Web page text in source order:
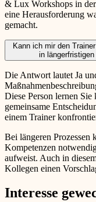
& Lux Workshops in
eine Herausforderung
gemacht.
Kann ich mir den
in
Die Antwort lautet Ja
Diese Person lernen
gemeinsame
einem Trainer
Bei längeren Prozessen
Kompetenzen
aufweist. Auch in
Kollegen einen
Interesse